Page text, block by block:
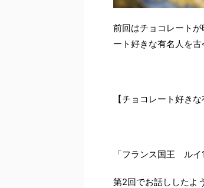
前回はチョコレート
ート好きな有名人を
【チョコレート好きな
「フランス国王 ルイ
第2回でお話ししたよ